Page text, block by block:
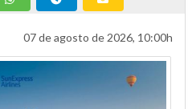
07 de agosto de 2026, 10:00h